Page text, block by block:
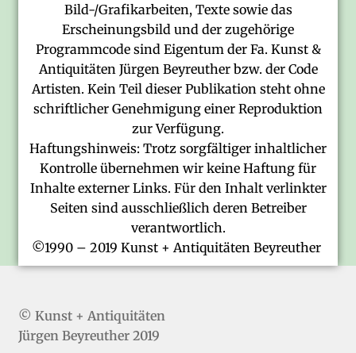
Bild-/Grafikarbeiten, Texte sowie das
Erscheinungsbild und der zugehörige
Programmcode sind Eigentum der Fa. Kunst &
Antiquitäten Jürgen Beyreuther bzw. der Code
Artisten. Kein Teil dieser Publikation steht ohne
schriftlicher Genehmigung einer Reproduktion
zur Verfügung.
Haftungshinweis: Trotz sorgfältiger inhaltlicher
Kontrolle übernehmen wir keine Haftung für
Inhalte externer Links. Für den Inhalt verlinkter
Seiten sind ausschließlich deren Betreiber
verantwortlich.
©1990 – 2019 Kunst + Antiquitäten Beyreuther
© Kunst + Antiquitäten
Jürgen Beyreuther 2019